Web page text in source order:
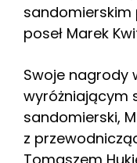
poseł Marek
Swoje nagrody
wyróżniającym
sandomierski,
z